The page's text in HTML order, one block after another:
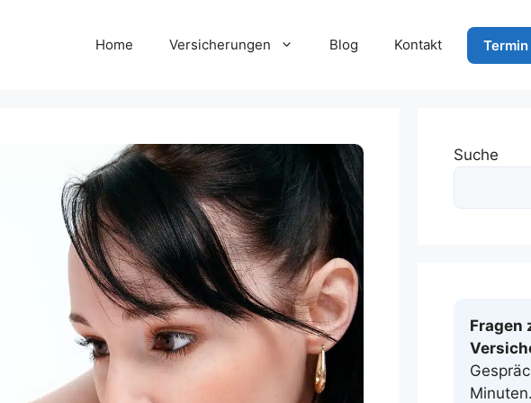
Home Versicherungen Blog Kontakt
Suche
Fragen
Minuten.